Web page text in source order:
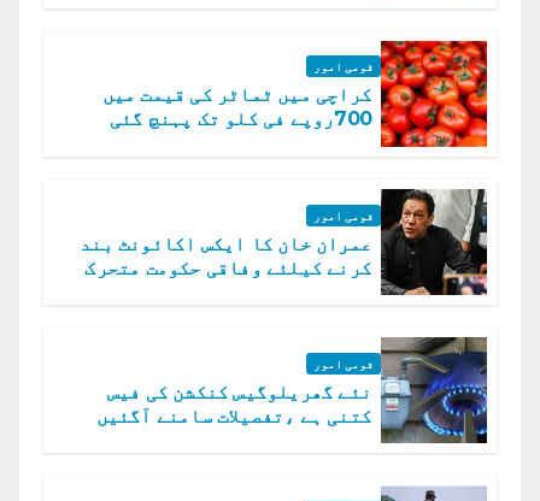
قومی امور
کراچی میں ٹماٹر کی قیمت میں
700روپے فی کلو تک پہنچ گئی
قومی امور
عمران خان کا ایکس اکائونٹ بند
کرنے کیلئے وفاقی حکومت متحرک
قومی امور
نئے گھریلوگیس کنکشن کی فیس
کتنی ہے ،تفصیلات سامنے آگئیں